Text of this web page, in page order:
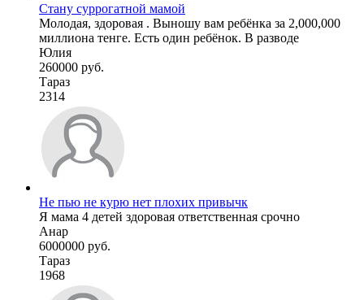
Стану суррогатной мамой
Молодая, здоровая . Выношу вам ребёнка за 2,000,000
миллиона тенге. Есть один ребёнок. В разводе
Юлия
260000 руб.
Тараз
2314
Не пью не курю нет плохих привычк
Я мама 4 детей здоровая ответственная срочно
Анар
6000000 руб.
Тараз
1968